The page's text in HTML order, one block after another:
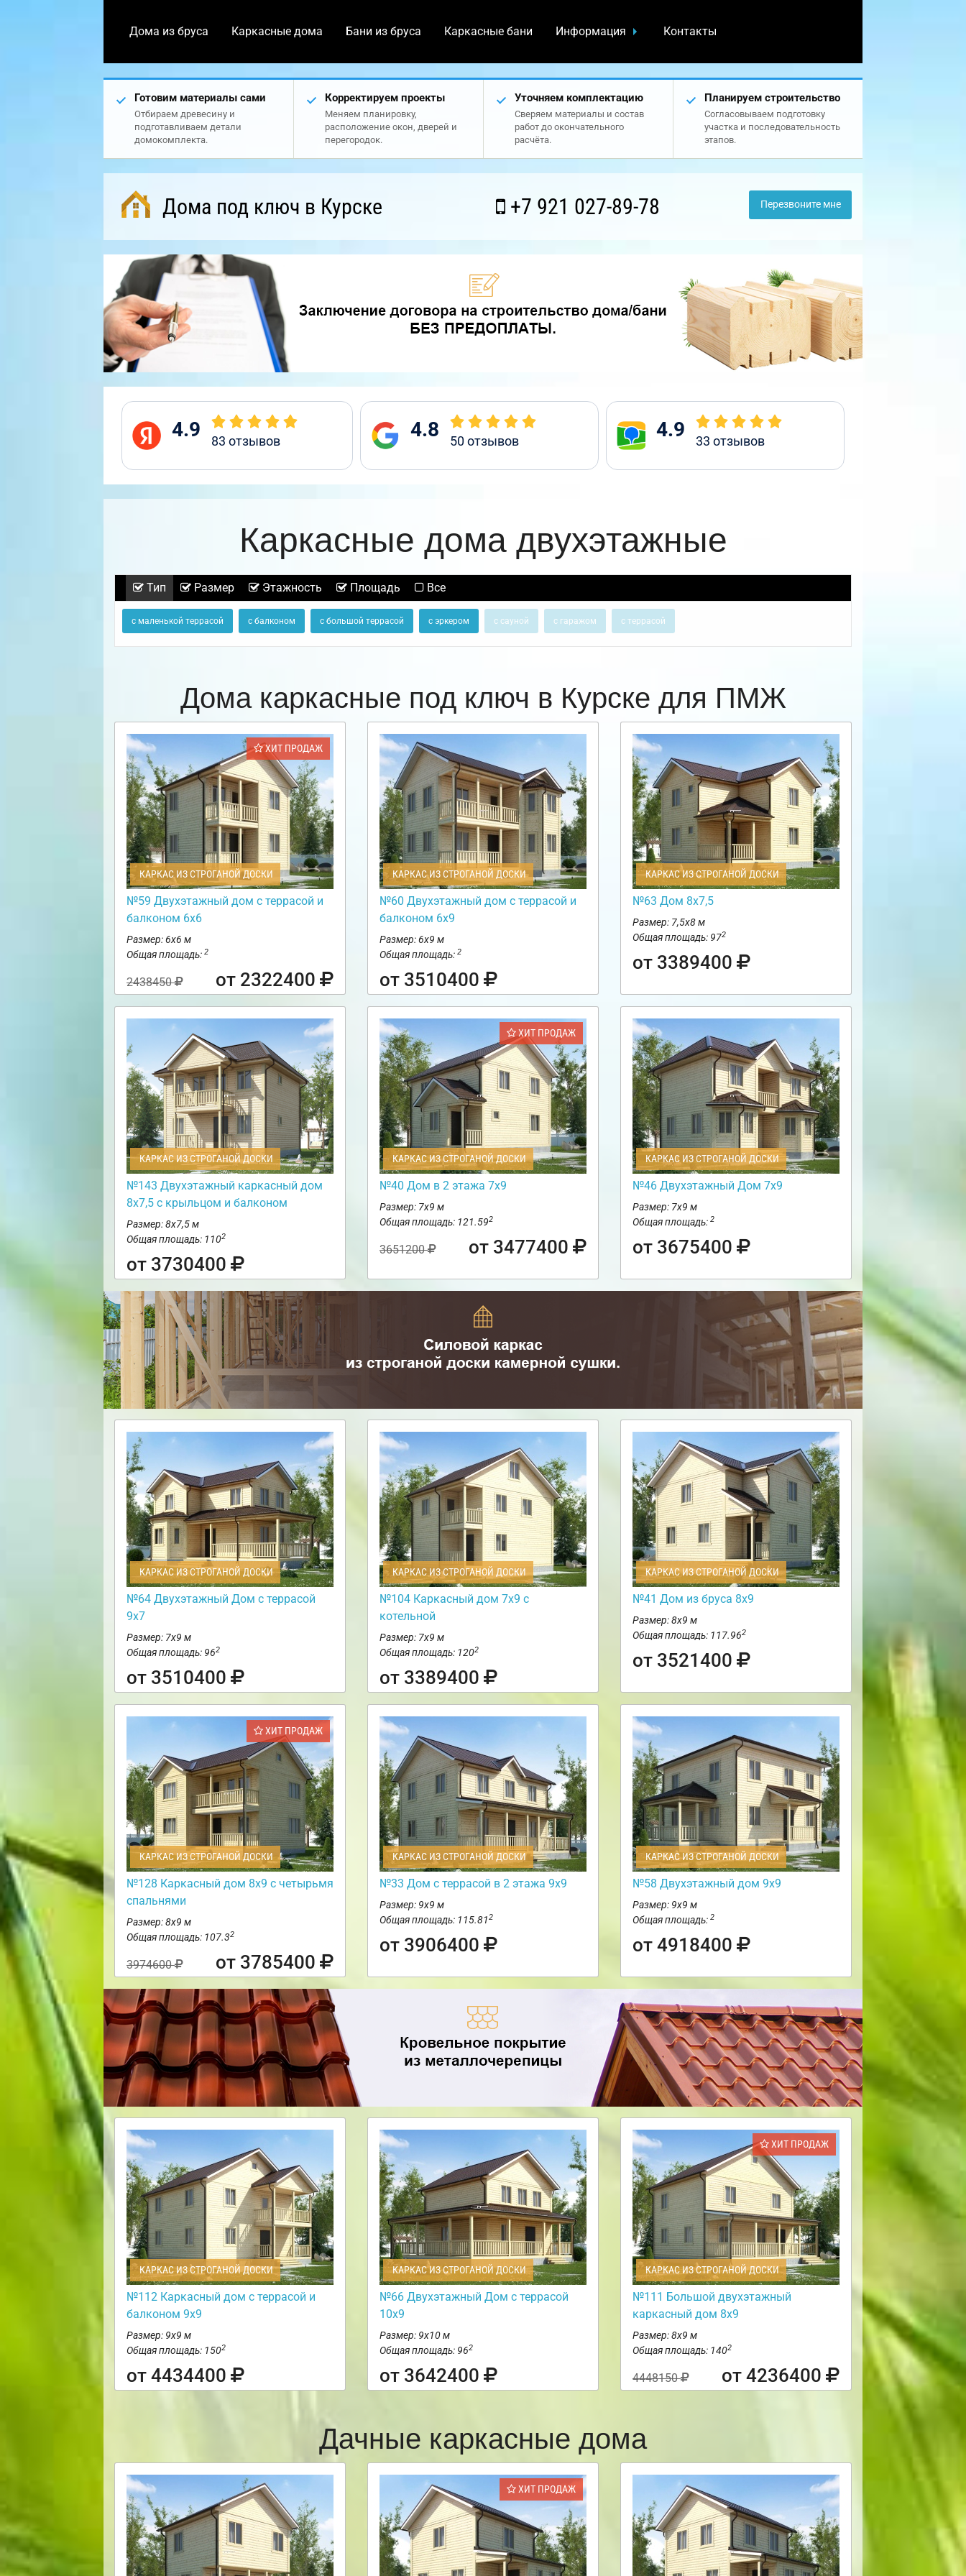
Дома из бруса Каркасные дома Бани из бруса Каркасные бани Информация Контакты
Готовим материалы сами
Отбираем древесину и
подготавливаем детали
домокомплекта.
Корректируем проекты
Меняем планировку,
расположение окон, дверей и
перегородок.
Уточняем комплектацию
Сверяем материалы и состав
работ до окончательного
расчёта.
Планируем строительство
Согласовываем подготовку
участка и последовательность
этапов.
Дома под ключ в Курске +7 921 027-89-78 Перезвоните мне
4.9 83 отзывов 4.8 50отзывов 4.9 33 отзывов
Каркасные дома двухэтажные
Тип Размер Этажность Площадь Все
с маленькой террасой с балконом с большой террасой с эркером с сауной с гаражом с террасой
Дома каркасные под ключ в Курске для ПМЖ
ХИТ ПРОДАЖ
КАРКАС ИЗ СТРОГАНОЙ ДОСКИ
№59 Двухэтажный дом с террасой и
балконом 6х6
Размер: 6х6 м
Общая площадь: 2
2438450 от 2322400
КАРКАС ИЗ СТРОГАНОЙ ДОСКИ
№60 Двухэтажный дом с террасой и
балконом 6х9
Размер: 6х9 м
Общая площадь: 2
от 3510400
КАРКАС ИЗ СТРОГАНОЙ ДОСКИ
№63 Дом 8х7,5
Размер: 7,5х8 м
Общая площадь: 972
от 3389400
КАРКАС ИЗ СТРОГАНОЙ ДОСКИ
№143 Двухэтажный каркасный дом
8х7,5 с крыльцом и балконом
Размер: 8х7,5 м
Общая площадь: 1102
от 3730400
ХИТ ПРОДАЖ
КАРКАС ИЗ СТРОГАНОЙ ДОСКИ
№40 Дом в 2 этажа 7х9
Размер: 7х9 м
Общая площадь: 121.592
3651200 от 3477400
КАРКАС ИЗ СТРОГАНОЙ ДОСКИ
№46 Двухэтажный Дом 7х9
Размер: 7х9 м
Общая площадь: 2
от 3675400
КАРКАС ИЗ СТРОГАНОЙ ДОСКИ
№64 Двухэтажный Дом с террасой
9х7
Размер: 7х9 м
Общая площадь: 962
от 3510400
КАРКАС ИЗ СТРОГАНОЙ ДОСКИ
№104 Каркасный дом 7х9 с
котельной
Размер: 7х9 м
Общая площадь: 1202
от 3389400
КАРКАС ИЗ СТРОГАНОЙ ДОСКИ
№41 Дом из бруса 8х9
Размер: 8х9 м
Общая площадь: 117.962
от 3521400
ХИТ ПРОДАЖ
КАРКАС ИЗ СТРОГАНОЙ ДОСКИ
№128 Каркасный дом 8х9 с четырьмя
спальнями
Размер: 8х9 м
Общая площадь: 107.32
3974600 от 3785400
КАРКАС ИЗ СТРОГАНОЙ ДОСКИ
№33 Дом с террасой в 2 этажа 9х9
Размер: 9х9 м
Общая площадь: 115.812
от 3906400
КАРКАС ИЗ СТРОГАНОЙ ДОСКИ
№58 Двухэтажный дом 9х9
Размер: 9х9 м
Общая площадь: 2
от 4918400
КАРКАС ИЗ СТРОГАНОЙ ДОСКИ
№112 Каркасный дом с террасой и
балконом 9х9
Размер: 9х9 м
Общая площадь: 1502
от 4434400
КАРКАС ИЗ СТРОГАНОЙ ДОСКИ
№66 Двухэтажный Дом с террасой
10х9
Размер: 9х10 м
Общая площадь: 962
от 3642400
ХИТ ПРОДАЖ
КАРКАС ИЗ СТРОГАНОЙ ДОСКИ
№111 Большой двухэтажный
каркасный дом 8х9
Размер: 8х9 м
Общая площадь: 1402
4448150 от 4236400
Дачные каркасные дома
ХИТ ПРОДАЖ